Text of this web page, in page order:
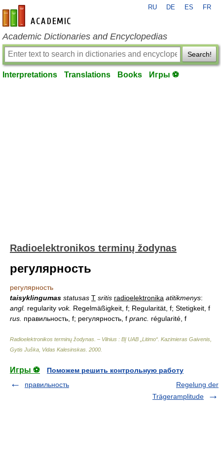
en-academic.com
RU DE ES FR
Academic Dictionaries and Encyclopedias
Search!
Interpretations Translations Books Игры ⚽
Radioelektronikos terminų žodynas
регулярность
регулярность
taisyklingumas statusas T sritis radioelektronika atitikmenys:
angl. regularity vok. Regelmäßigkeit, f; Regularität, f; Stetigkeit, f
rus. правильность, f; регулярность, f pranc. régularité, f
Radioelektronikos terminų žodynas. – Vilnius : BĮ UAB „Litimo“ Kazimieras Gaivenis,
Gytis Juška, Vidas Kalesinskas 2000
Игры ⚽
Поможем решить контрольную работу
правильность
Regelung der
Trägeramplitude